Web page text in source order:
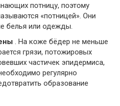
потницу, поэтому
«потницей». Они
белья или одежды.
. На коже бёдер не меньше
грязи, потожировых
частичек эпидермиса,
регулярно
образование